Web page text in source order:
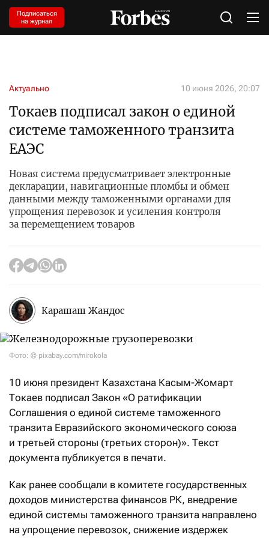
Подписаться
на журнал
Актуально 10 июня 2026, 20:07
Токаев подписал закон о единой
системе таможенного транзита
ЕАЭС
Новая система предусматривает электронные
декларации, навигационные пломбы и обмен
данными между таможенными органами для
упрощения перевозок и усиления контроля
за перемещением товаров
Карашаш Жандос
Фото: © pixabay.com/mirokola
10 июня президент Казахстана Касым-Жомарт
Токаев подписал Закон «О ратификации
Соглашения о единой системе таможенного
транзита Евразийского экономического союза
и третьей стороны (третьих сторон)». Текст
документа публикуется в печати.
Как ранее сообщали в комитете государственных
доходов министерства финансов РК, внедрение
единой системы таможенного транзита направлено
на упрощение перевозок, снижение издержек